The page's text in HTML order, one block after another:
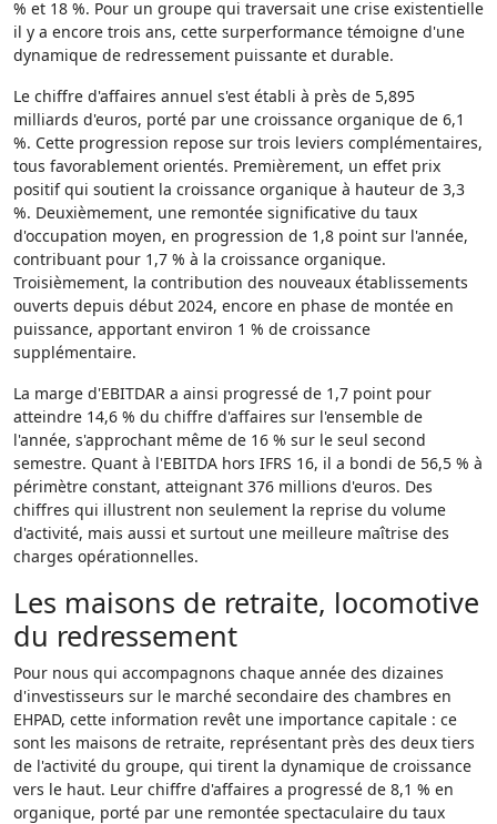
% et 18 %. Pour un groupe qui traversait une crise existentielle
il y a encore trois ans, cette surperformance témoigne d'une
dynamique de redressement puissante et durable.
Le chiffre d'affaires annuel s'est établi à près de 5,895
milliards d'euros, porté par une croissance organique de 6,1
%. Cette progression repose sur trois leviers complémentaires,
tous favorablement orientés. Premièrement, un effet prix
positif qui soutient la croissance organique à hauteur de 3,3
%. Deuxièmement, une remontée significative du taux
d'occupation moyen, en progression de 1,8 point sur l'année,
contribuant pour 1,7 % à la croissance organique.
Troisièmement, la contribution des nouveaux établissements
ouverts depuis début 2024, encore en phase de montée en
puissance, apportant environ 1 % de croissance
supplémentaire.
La marge d'EBITDAR a ainsi progressé de 1,7 point pour
atteindre 14,6 % du chiffre d'affaires sur l'ensemble de
l'année, s'approchant même de 16 % sur le seul second
semestre. Quant à l'EBITDA hors IFRS 16, il a bondi de 56,5 % à
périmètre constant, atteignant 376 millions d'euros. Des
chiffres qui illustrent non seulement la reprise du volume
d'activité, mais aussi et surtout une meilleure maîtrise des
charges opérationnelles.
Les maisons de retraite, locomotive
du redressement
Pour nous qui accompagnons chaque année des dizaines
d'investisseurs sur le marché secondaire des chambres en
EHPAD, cette information revêt une importance capitale : ce
sont les maisons de retraite, représentant près des deux tiers
de l'activité du groupe, qui tirent la dynamique de croissance
vers le haut. Leur chiffre d'affaires a progressé de 8,1 % en
organique, porté par une remontée spectaculaire du taux